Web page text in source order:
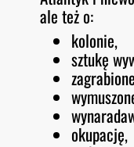
ale też o:
kolonie,
sztukę
okupację,